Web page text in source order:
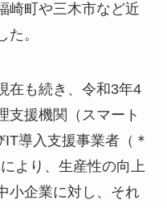
崎町や三木市など近
。
在も続き、令和3年4
支援機関（スマート
IT導入支援事業者（ ＊
より、生産性の向上
小企業に対し、それ